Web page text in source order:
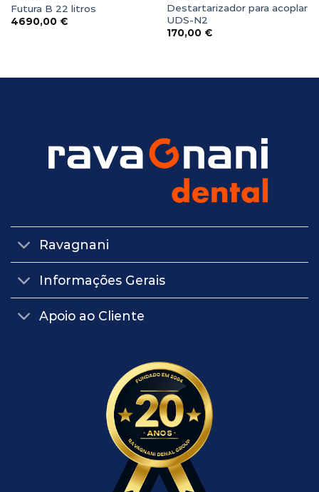
Futura B 22 litros
4690,00 €
Destartarizador para acoplar
UDS-N2
170,00 €
Ravagnani
Informações Gerais
Apoio ao Cliente